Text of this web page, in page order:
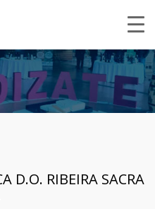
D.O. RIBEIRA SACRA